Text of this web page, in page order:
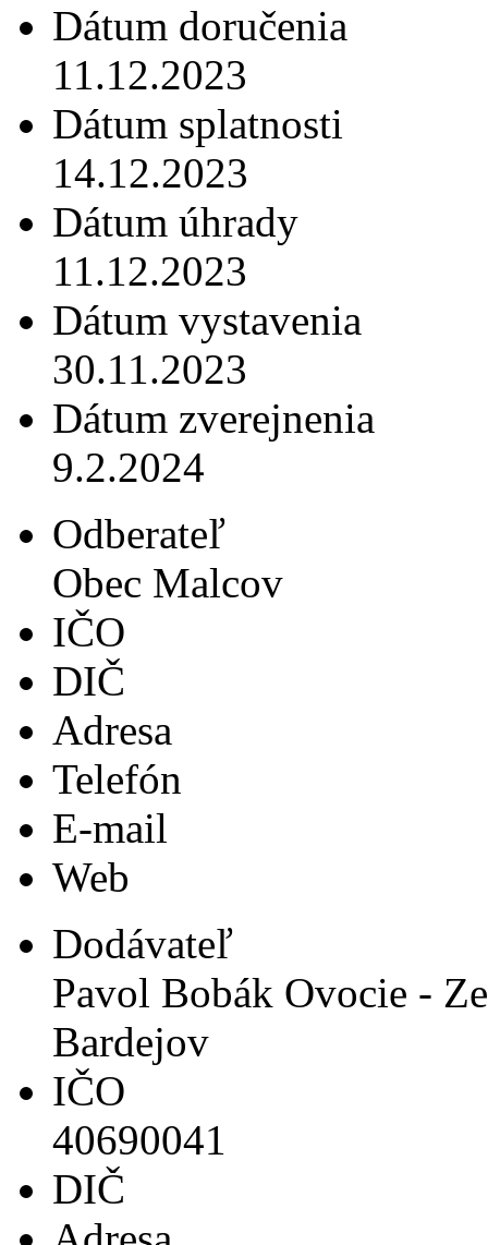
Dátum doručenia
11.12.2023
Dátum splatnosti
14.12.2023
Dátum úhrady
11.12.2023
Dátum vystavenia
30.11.2023
Dátum zverejnenia
9.2.2024
Odberateľ
Obec Malcov
IČO
DIČ
Adresa
Telefón
E-mail
Web
Dodávateľ
Pavol Bobák Ovocie -
Bardejov
IČO
40690041
DIČ